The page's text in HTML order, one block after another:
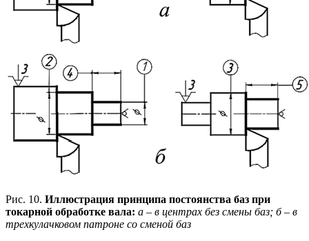
Рис. 10. Иллюстрация принципа постоянства баз при
токарной обработке вала: а – в центрах без смены баз; б – в
трехкулачковом патроне со сменой баз